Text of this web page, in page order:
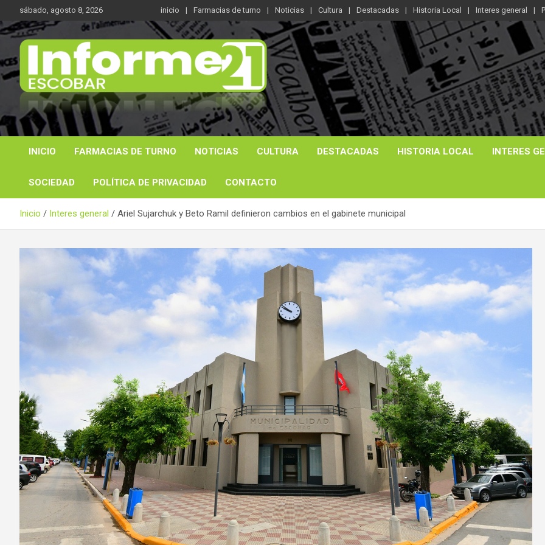
al
contenido
sábado, agosto 8, 2026 inicio Farmacias de turno Noticias Cultura Destacadas Historia Local Interes general
Informe 21
Noticas reales
INICIO FARMACIAS DE TURNO NOTICIAS CULTURA DESTACADAS HISTORIA LOCAL INTERES
SOCIEDAD POLÍTICA DE PRIVACIDAD CONTACTO
Inicio Interes general Ariel Sujarchuk y Beto Ramil definieron cambios en el gabinete municipal